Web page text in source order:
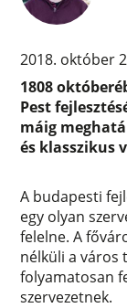
2018. október
1808
Pest
máig
és klasszikus
A budapesti
egy olyan
felelne. A
nélküli a város
folyamatosan
szervezetnek.